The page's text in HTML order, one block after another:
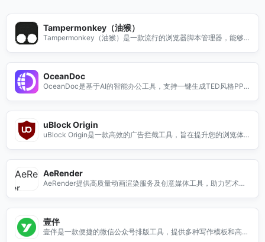
Tampermonkey（油猴）
Tampermonkey（油猴）是一款流行的浏览器脚本管理器，能够
使用。借助Tampermonkey，用户可以轻松地添加、编辑和删除
脚本，提升上网效率，享受个性化的网络体验。无论你是开发者还
是普通用户，Tampermonkey都提供了强大的支持，让你在浏览
网页时更加得心应手。
OceanDoc
OceanDoc是基于AI的智能办公工具，支持一键生成TED风格PP
uBlock Origin
uBlock Origin是一款高效的广告拦截工具，旨在提升您的浏览体
广告打扰。无论是在工作还是娱乐时，uBlock Origin都能为您提
供一个更干净、更安全的上网环境。立即下载uBlock Origin，体
验无广告的畅快浏览！
AeRender
AeRender提供高质量动画渲染服务及创意媒体工具，助力艺术家
壹伴
壹伴是一款便捷的微信公众号排版工具，提供多种写作模板和高效